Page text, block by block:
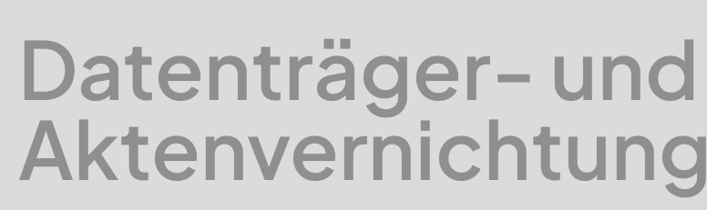
Datenträger- und
Akten­vernich­tung